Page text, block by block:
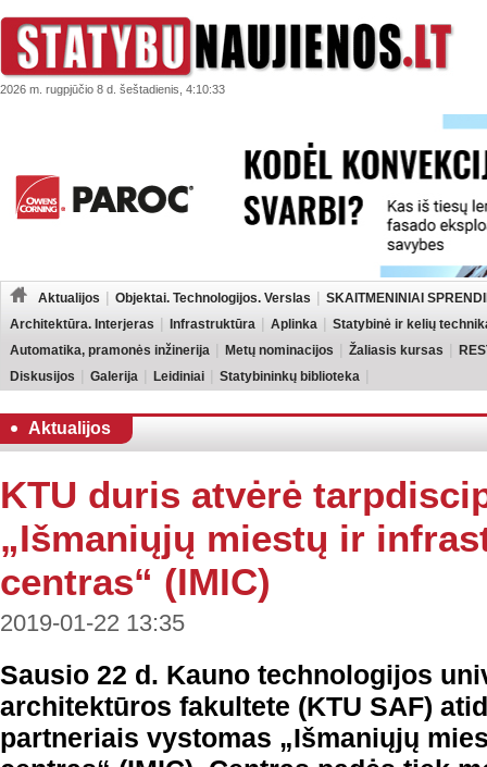
2026 m. rugpjūčio 8 d. šeštadienis, 4:10:33
Aktualijos Objektai. Technologijos. Verslas
SKAITMENINIAI
Architektūra. Interjeras
Infrastruktūra Aplinka
Statybinė ir kelių
Automatika, pramonės inžinerija
Metų nominacijos Žaliasis kursas
Diskusijos
Galerija Leidiniai Statybininkų biblioteka
Aktualijos
KTU duris atvėrė
„Išmaniųjų miestų ir
centras“ (IMIC)
2019-01-22 13:35
Sausio 22 d. Kauno technologijos
architektūros fakultete (KTU SAF)
partneriais vystomas „Išmaniųjų